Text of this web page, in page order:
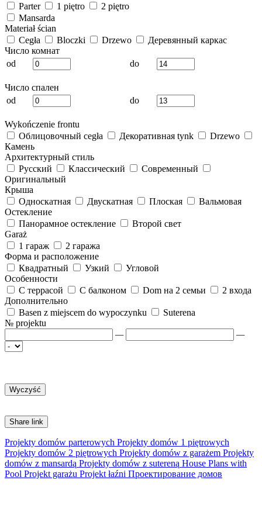
Parter
1 piętro
2 piętro
Mansarda
Materiał ścian
Cegła
Bloczki Drzewo
Деревянный каркас
Число комнат
od
do
Число спален
od
do
Wykończenie frontu
Облицовочный cegła
Декоративная tynk
Drzewo
Камень
Архитектурный стиль
Русский
Классический
Современный
Оригинальный
Крыша
Односкатная
Двускатная Плоская
Вальмовая
Остекление
Панорамное остекление
Второй свет
Garaż
1 гараж
2 гаража
Форма и расположение
Квадратный
Узкий
Угловой
Особенности
С террасой
С балконом Dom на 2 семьи
2 входа
Дополнительно
Basen z miejscem do wypoczynku
Suterena
№ projektu
—
—
Share link
Projekty domów parterowych Projekty domów 1 piętrowych
Projekty domów 2 piętrowych Projekty domów z garażem Projekty
domów z mansardą Projekty domów z sutereną House Plans with
Pool Projekt garażu Projekt łaźni Проектирование домов